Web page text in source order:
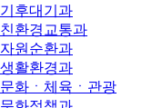
기후대기과
친환경교통과
자원순환과
생활환경과
문화ㆍ체육ㆍ관광